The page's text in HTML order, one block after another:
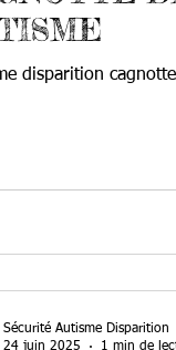
disparition cagnotte
Sécurité Autisme Disparition
24 juin 2025
1 min de